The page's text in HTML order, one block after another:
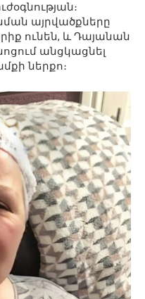
այրվածքները
ունեն, և Դայանան
անցկացնել
ներքո։